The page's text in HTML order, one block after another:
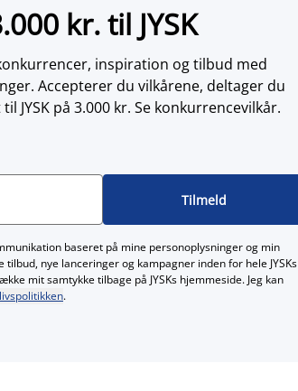
kr. til JYSK
inspiration og tilbud med
Accepterer du vilkårene, deltager du
på 3.000 kr. Se konkurrencevilkår.
Tilmeld
baseret på mine personoplysninger og min
nye lanceringer og kampagner inden for hele JYSKs
mit samtykke tilbage på JYSKs hjemmeside. Jeg kan
.